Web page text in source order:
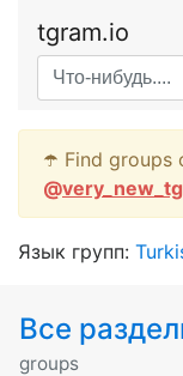
tgram.io
☂️ Find groups
@
Язык групп:
Все
groups